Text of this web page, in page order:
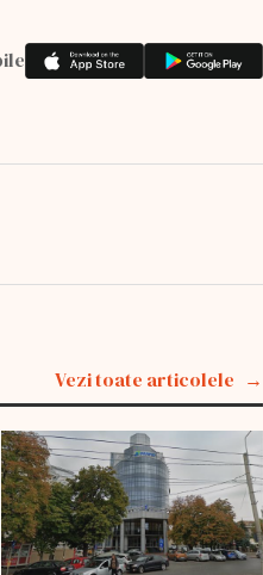
Vezi toate articolele